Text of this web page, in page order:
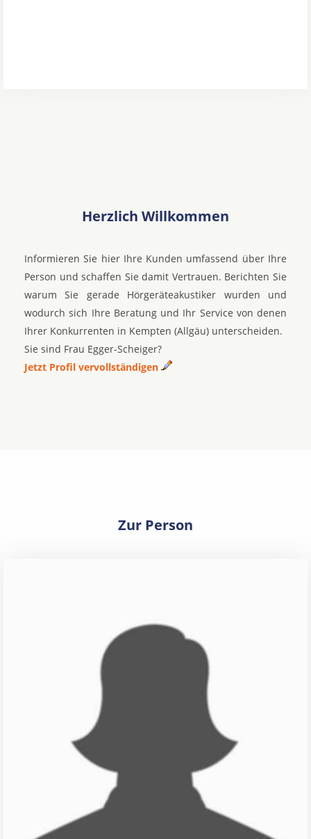
Herzlich Willkommen
Informieren Sie hier Ihre Kunden umfassend über Ihre
Person und schaffen Sie damit Vertrauen. Berichten Sie
warum Sie gerade Hörgeräteakustiker wurden und
wodurch sich Ihre Beratung und Ihr Service von denen
Ihrer Konkurrenten in Kempten (Allgäu) unterscheiden.
Sie sind Frau Egger-Scheiger?
Jetzt Profil vervollständigen
Zur Person